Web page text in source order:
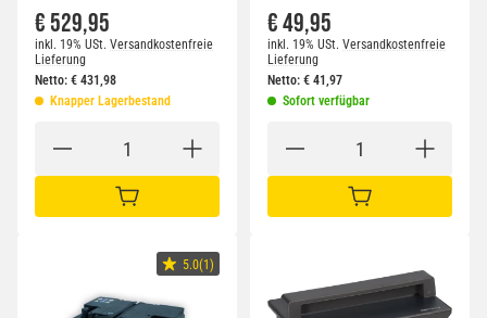
€ 529,95
inkl. 19% USt. Versandkostenfreie
Lieferung
Netto: € 431,98
Knapper Lagerbestand
IN DEN WARENKORB
€ 49,95
inkl. 19% USt. Versandkostenfreie
Lieferung
Netto: € 41,97
Sofort verfügbar
IN DEN WARENKORB
5.0(1)